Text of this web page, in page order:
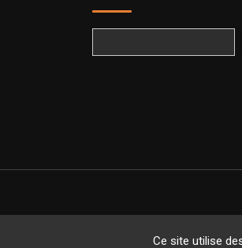
Ce site utilise